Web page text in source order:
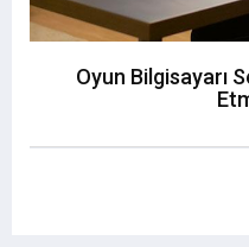
Oyun Bilgisayarı